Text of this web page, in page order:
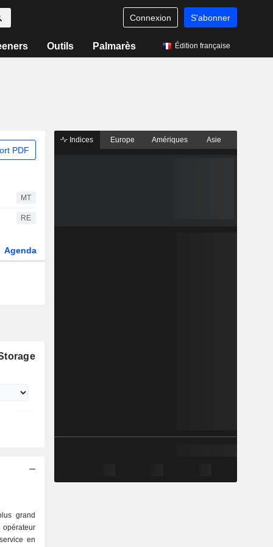
Connexion S'abonner
Outils Palmarès Édition française
PDF
MT
RE
Agenda
grand
en
Indices Europe Amériques Asie